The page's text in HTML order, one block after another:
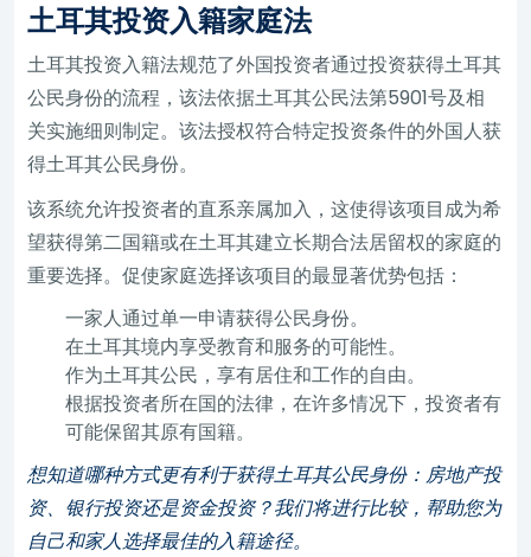
土耳其投资入籍家庭法
土耳其投资入籍法规范了外国投资者通过投资获得土耳其
公民身份的流程，该法依据土耳其公民法第5901号及相
关实施细则制定。该法授权符合特定投资条件的外国人获
得土耳其公民身份。
该系统允许投资者的直系亲属加入，这使得该项目成为希
望获得第二国籍或在土耳其建立长期合法居留权的家庭的
重要选择。促使家庭选择该项目的最显著优势包括：
一家人通过单一申请获得公民身份。
在土耳其境内享受教育和服务的可能性。
作为土耳其公民，享有居住和工作的自由。
根据投资者所在国的法律，在许多情况下，投资者有
可能保留其原有国籍。
想知道哪种方式更有利于获得土耳其公民身份：房地产投
资、银行投资还是资金投资？我们将进行比较，帮助您为
自己和家人选择最佳的入籍途径。